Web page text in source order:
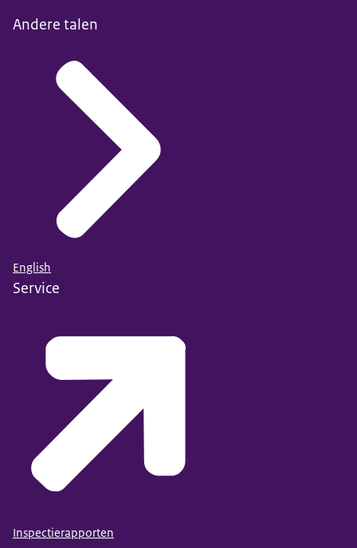
Andere talen
English
Service
Inspectierapporten